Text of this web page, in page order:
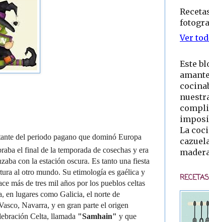
del periodo pagano que dominó Europa
el final de la temporada de cosechas y era
con la estación oscura. Es tanto una fiesta
al otro mundo. Su etimología es gaélica y
más de tres mil años por los pueblos celtas
, en lugares como Galicia, el norte de
Navarra, y en gran parte el origen
Celta, llamada "Samhain" y que
Ver
Este
La